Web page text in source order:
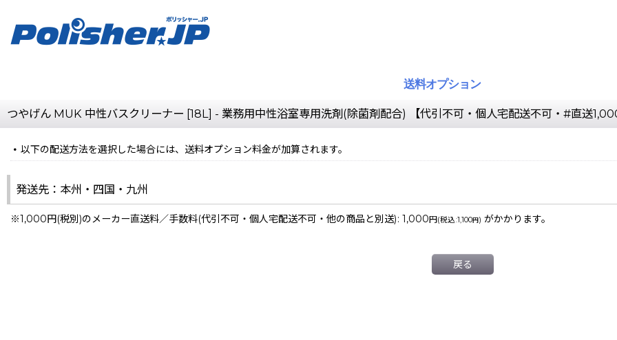
送料オプション
つやげん MUK 中性バスクリーナー [18L] - 業務用中性浴室専用洗剤(除菌剤配合) 【代引不可・個人宅配送不可・#直送
以下の配送方法を選択した場合には、送料オプション料金が加算されます。
発送先：本州・四国・九州
※1,000円(税別)のメーカー直送料／手数料(代引不可・個人宅配送不可・他の商品と別送): 1,000円(税込:1,100円) がかかります。
戻る